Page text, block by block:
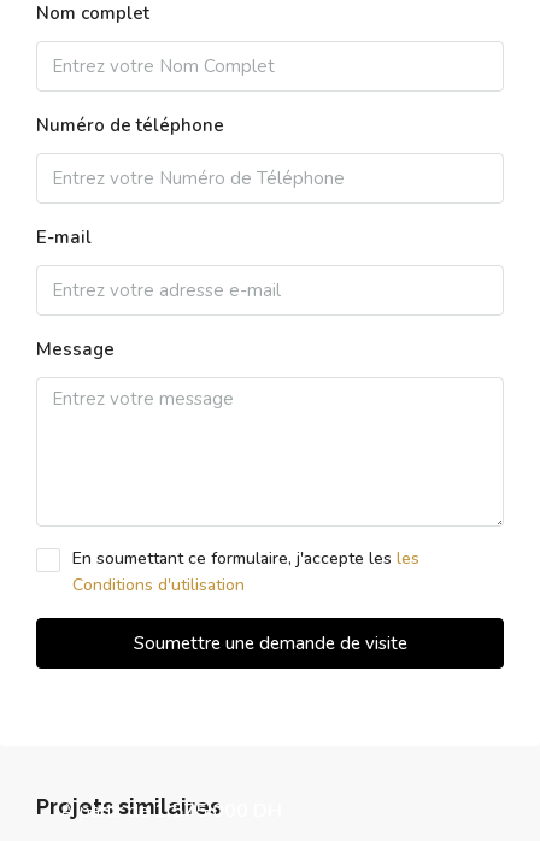
Nom complet
Numéro de téléphone
E-mail
Message
En soumettant ce formulaire, j'accepte les les
Conditions d'utilisation
Soumettre une demande de visite
Projets similaires
À partir de1.575.000 DH